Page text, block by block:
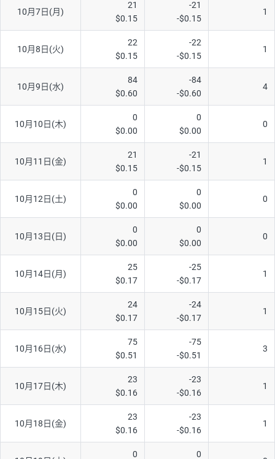
GBP/AUD 32円 84,960円
98円 72,680円
148円 63,050円
※取引証拠金は同日の当社為替レート（ニューヨーククローズ・
※ハンガリーフォリント/円と南アフリカランド/円とメキシコペ
ソ/円は10万通貨単位。
10月7日(月)
21
$0.15
-21
-$0.15
1
10月8日(火)
22
$0.15
-22
-$0.15
1
10月9日(水)
84
$0.60
-84
-$0.60
4
10月10日(木)
0
$0.00
0
$0.00
0
10月11日(金)
21
$0.15
-21
-$0.15
1
10月12日(土)
0
$0.00
0
$0.00
0
10月13日(日)
0
$0.00
0
$0.00
0
10月14日(月)
25
$0.17
-25
-$0.17
1
10月15日(火)
24
$0.17
-24
-$0.17
1
10月16日(水)
75
$0.51
-75
-$0.51
3
10月17日(木)
23
$0.16
-23
-$0.16
1
10月18日(金)
23
$0.16
-23
-$0.16
1
0 0